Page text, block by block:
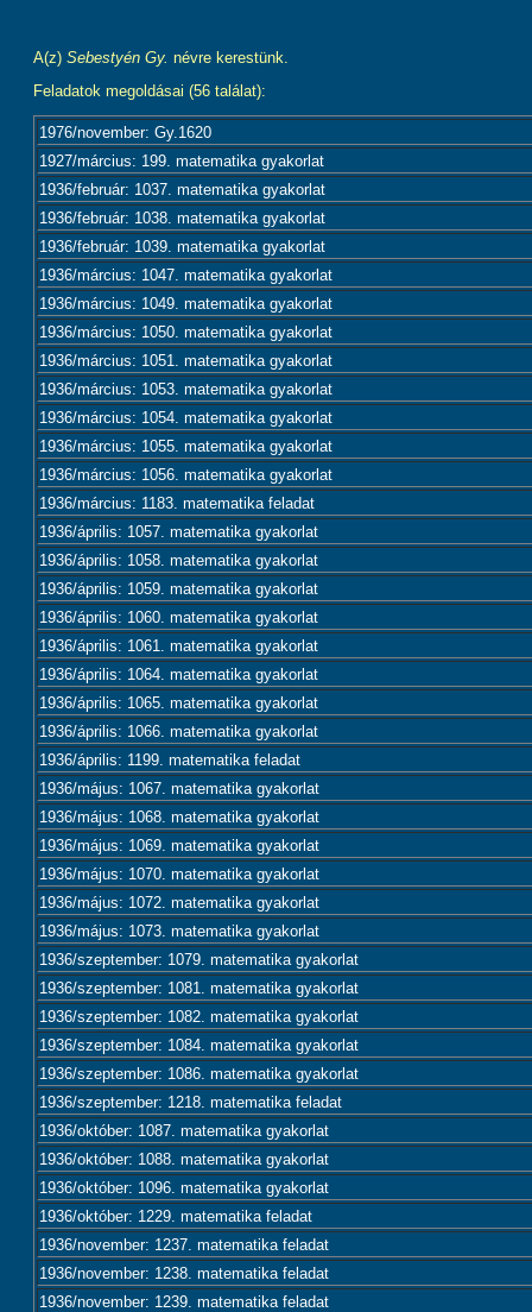
A(z) Sebestyén Gy. névre kerestünk.
Feladatok megoldásai (56 találat):
1976/november: Gy.1620
1927/március: 199. matematika gyakorlat
1936/február: 1037. matematika gyakorlat
1936/február: 1038. matematika gyakorlat
1936/február: 1039. matematika gyakorlat
1936/március: 1047. matematika gyakorlat
1936/március: 1049. matematika gyakorlat
1936/március: 1050. matematika gyakorlat
1936/március: 1051. matematika gyakorlat
1936/március: 1053. matematika gyakorlat
1936/március: 1054. matematika gyakorlat
1936/március: 1055. matematika gyakorlat
1936/március: 1056. matematika gyakorlat
1936/március: 1183. matematika feladat
1936/április: 1057. matematika gyakorlat
1936/április: 1058. matematika gyakorlat
1936/április: 1059. matematika gyakorlat
1936/április: 1060. matematika gyakorlat
1936/április: 1061. matematika gyakorlat
1936/április: 1064. matematika gyakorlat
1936/április: 1065. matematika gyakorlat
1936/április: 1066. matematika gyakorlat
1936/április: 1199. matematika feladat
1936/május: 1067. matematika gyakorlat
1936/május: 1068. matematika gyakorlat
1936/május: 1069. matematika gyakorlat
1936/május: 1070. matematika gyakorlat
1936/május: 1072. matematika gyakorlat
1936/május: 1073. matematika gyakorlat
1936/szeptember: 1079. matematika gyakorlat
1936/szeptember: 1081. matematika gyakorlat
1936/szeptember: 1082. matematika gyakorlat
1936/szeptember: 1084. matematika gyakorlat
1936/szeptember: 1086. matematika gyakorlat
1936/szeptember: 1218. matematika feladat
1936/október: 1087. matematika gyakorlat
1936/október: 1088. matematika gyakorlat
1936/október: 1096. matematika gyakorlat
1936/október: 1229. matematika feladat
1936/november: 1237. matematika feladat
1936/november: 1238. matematika feladat
1936/november: 1239. matematika feladat